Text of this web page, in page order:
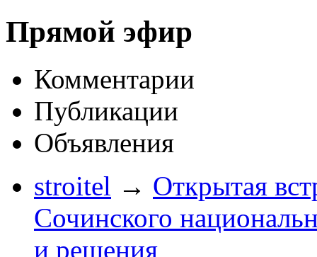
Прямой эфир
Комментарии
Публикации
Объявления
stroitel → Открытая
Сочинского
и решения